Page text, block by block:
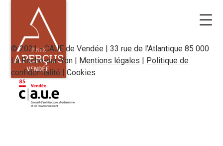
© 2021 - CAUE de Vendée | 33 rue de l'Atlantique 85 000
La Roche-sur-Yon | Mentions légales | Politique de
confidentialité |Cookies